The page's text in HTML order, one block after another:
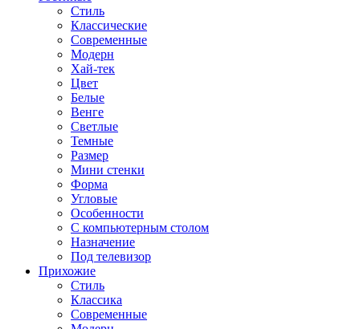
Стиль
Классические
Современные
Модерн
Хай-тек
Цвет
Белые
Венге
Светлые
Темные
Размер
Мини стенки
Форма
Угловые
Особенности
С компьютерным столом
Назначение
Под телевизор
Прихожие
Стиль
Классика
Современные